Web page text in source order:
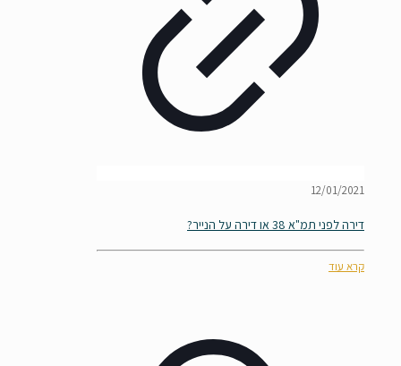
12/01/2021
דירה לפני תמ"א 38 או דירה על הנייר?
קרא עוד